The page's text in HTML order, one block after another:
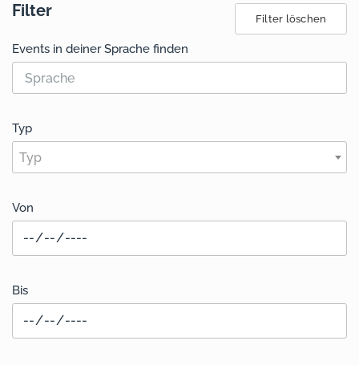
Filter Filter löschen
Events in deiner Sprache finden
Typ
Typ
Von
Bis